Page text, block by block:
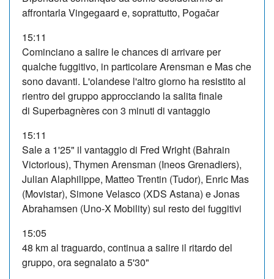
affrontarla Vingegaard e, soprattutto, Pogačar
15:11
Cominciano a salire le chances di arrivare per
qualche fuggitivo, in particolare Arensman e Mas che
sono davanti. L'olandese l'altro giorno ha resistito al
rientro del gruppo approcciando la salita finale
di Superbagnères con 3 minuti di vantaggio
15:11
Sale a 1'25" il vantaggio di Fred Wright (Bahrain
Victorious), Thymen Arensman (Ineos Grenadiers),
Julian Alaphilippe, Matteo Trentin (Tudor), Enric Mas
(Movistar), Simone Velasco (XDS Astana) e Jonas
Abrahamsen (Uno-X Mobility) sul resto dei fuggitivi
15:05
48 km al traguardo, continua a salire il ritardo del
gruppo, ora segnalato a 5'30"